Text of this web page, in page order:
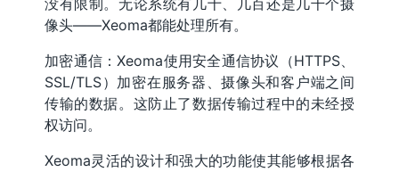
没有限制。无论系统有几十、几百还是几千个摄
像头——Xeoma都能处理所有。
加密通信：Xeoma使用安全通信协议（HTTPS、
SSL/TLS）加密在服务器、摄像头和客户端之间
传输的数据。这防止了数据传输过程中的未经授
权访问。
Xeoma灵活的设计和强大的功能使其能够根据各